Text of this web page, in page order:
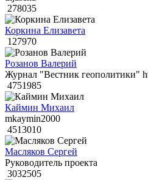
278035
Коркина Елизавета
127970
Розанов Валерий
Журнал "Вестник геополитики"
4751985
Каймин Михаил
mkaymin2000
4513010
Масляков Сергей
Руководитель проекта
3032505